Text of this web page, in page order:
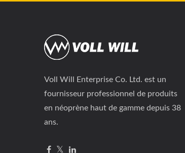
Voll Will Enterprise Co. Ltd. est un
fournisseur professionnel de produits
en néoprène haut de gamme depuis 38
ans.